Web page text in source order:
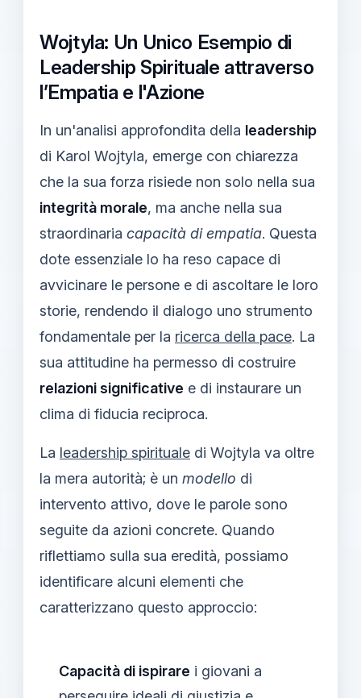
Wojtyla: Un Unico Esempio di
Leadership Spirituale attraverso
l’Empatia e l'Azione
In un'analisi approfondita della leadership
di Karol Wojtyla, emerge con chiarezza
che la sua forza risiede non solo nella sua
integrità morale, ma anche nella sua
straordinaria capacità di empatia. Questa
dote essenziale lo ha reso capace di
avvicinare le persone e di ascoltare le loro
storie, rendendo il dialogo uno strumento
fondamentale per la ricerca della pace. La
sua attitudine ha permesso di costruire
relazioni significative e di instaurare un
clima di fiducia reciproca.
La leadership spirituale di Wojtyla va oltre
la mera autorità; è un modello di
intervento attivo, dove le parole sono
seguite da azioni concrete. Quando
riflettiamo sulla sua eredità, possiamo
identificare alcuni elementi che
caratterizzano questo approccio:
Capacità di ispirare i giovani a